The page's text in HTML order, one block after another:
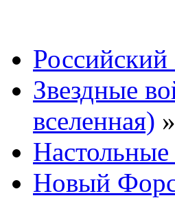
Звездные
вселенная) »
Новый